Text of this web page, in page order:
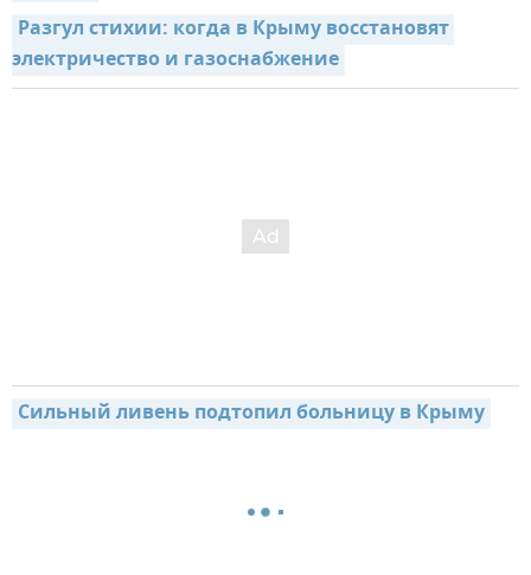
Разгул стихии: когда в Крыму восстановят
электричество и газоснабжение
Сильный ливень подтопил больницу в Крыму